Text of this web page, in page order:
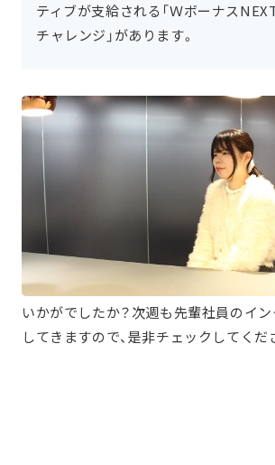
ティブが支給される「Ｗボーナス
チャレンジ」があります。
いかがでしたか？次週も先輩社員のイ
してきますので、是非チェックしてくだ